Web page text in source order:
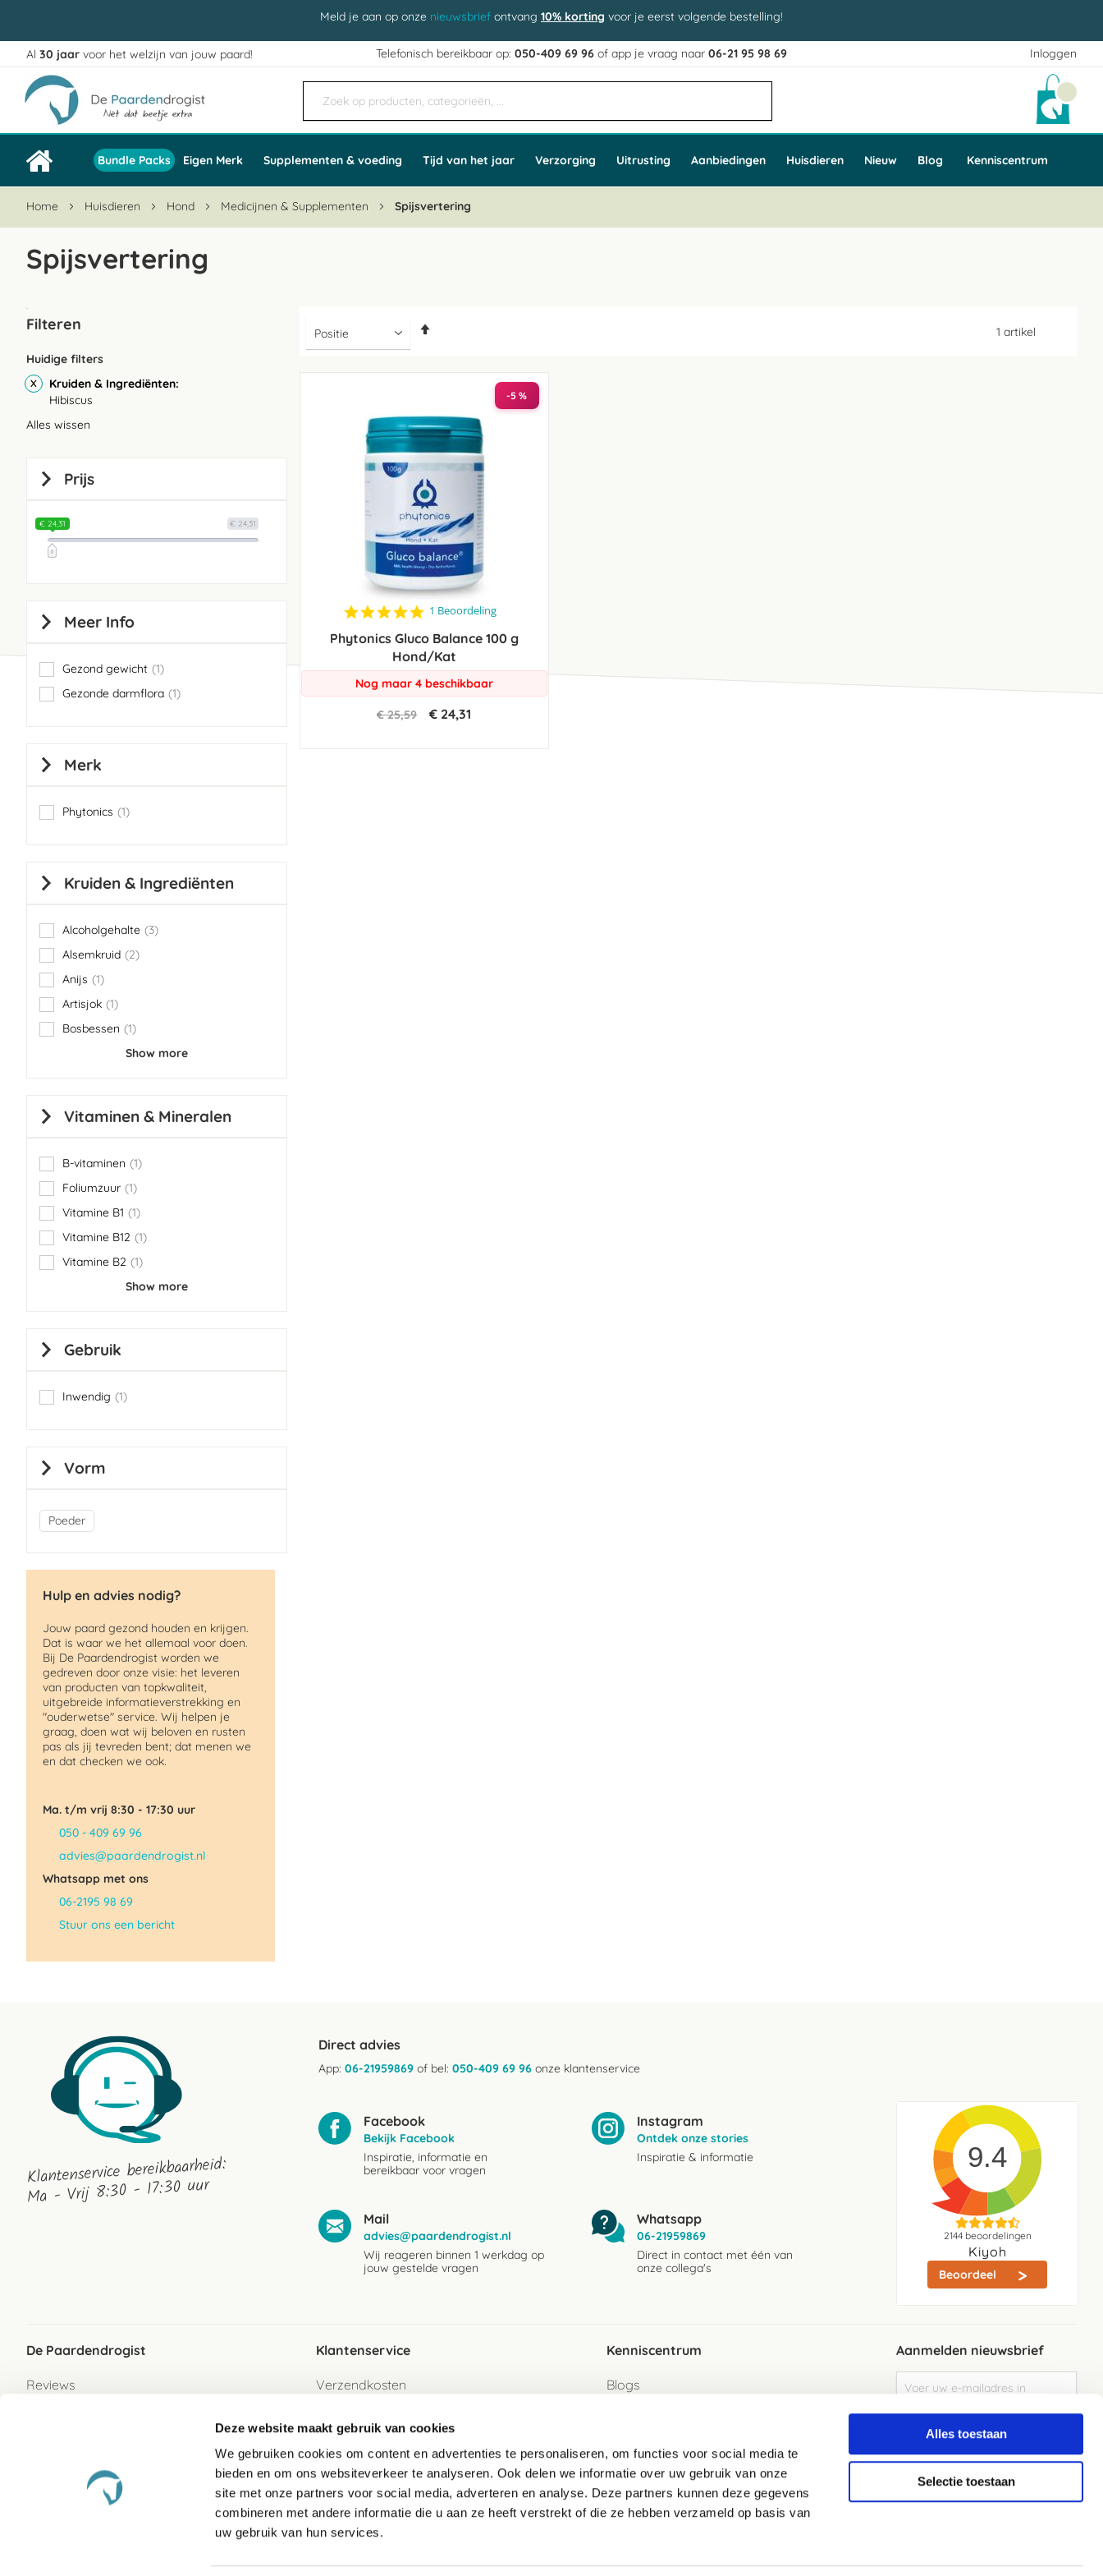
Deze website maakt gebruik van cookies
We gebruiken cookies om content en advertenties te personaliseren, om functies voor social media te
bieden en om ons websiteverkeer te analyseren. Ook delen we informatie over uw gebruik van onze
site met onze partners voor social media, adverteren en analyse. Deze partners kunnen deze gegevens
combineren met andere informatie die u aan ze heeft verstrekt of die ze hebben verzameld op basis van
uw gebruik van hun services.
Alles toestaan
Selectie toestaan
Meld je aan op onze nieuwsbrief ontvang 10% korting voor je eerst volgende bestelling!
Inloggen
Ga
naar
de
inhoud
Al 30 jaar voor het welzijn van jouw paard! Telefonisch bereikbaar op:050-409 69 96 of app je vraag naar06-21 95 98 69
Bundle Packs Eigen Merk Supplementen & voeding Tijd van het jaar Verzorging Uitrusting Aanbiedingen Huisdieren Nieuw Blog Kenniscentrum
Home Huisdieren Hond Medicijnen & Supplementen Spijsvertering
Spijsvertering
1 artikel
-5 %
5.0
rating
1 Beoordeling
Phytonics Gluco Balance 100 g
Hond/Kat
Nog maar 4 beschikbaar
€ 25,59 € 24,31
Filteren
Huidige filters
Kruiden & Ingrediënten
Hibiscus
Alles wissen
Prijs
€ 24,31
€ 24,31
Meer Info
Gezond gewicht 1
item
Gezonde darmflora 1
item
Merk
Phytonics 1
item
Kruiden & Ingrediënten
Alcoholgehalte 3
items
Alsemkruid
2
items
Anijs
1
item
Artisjok 1
item
Bosbessen
1
item
Show more
Vitaminen & Mineralen
B-vitaminen 1
item
Foliumzuur 1
item
Vitamine B1
1
item
Vitamine B12
1
item
Vitamine B2
1
item
Show more
Gebruik
Inwendig 1
item
Vorm
Poeder
Hulp en advies nodig?
Jouw paard gezond houden en krijgen.
Dat is waar we het allemaal voor doen.
Bij De Paardendrogist worden we
gedreven door onze visie: het leveren
van producten van topkwaliteit,
uitgebreide informatieverstrekking en
"ouderwetse" service. Wij helpen je
graag, doen wat wij beloven en rusten
pas als jij tevreden bent; dat menen we
en dat checken we ook.
Ma. t/m vrij 8:30 - 17:30 uur
050 - 409 69 96
advies@paardendrogist.nl
Whatsapp met ons
06-2195 98 69
Stuur ons een bericht
Klantenservice bereikbaarheid:
Ma - Vrij 8:30 - 17:30 uur
Direct advies
App: 06-21959869 of bel: 050-409 69 96 onze klantenservice
Facebook
Bekijk Facebook
Inspiratie, informatie en
bereikbaar voor vragen
Instagram
Ontdek onze stories
Inspiratie & informatie
Mail
advies@paardendrogist.nl
Wij reageren binnen 1 werkdag op
jouw gestelde vragen
Whatsapp
06-21959869
Direct in contact met één van
onze collega's
9.4
2144beoordelingen
Kiyoh
Beoordeel
De Paardendrogist
Reviews
Klantenservice
Verzendkosten
Betaalwijzen
Retour
Retour sturen als gast
Garantie
Veelgestelde vragen
Kenniscentrum
Blogs
Aanmelden nieuwsbrief
u
op
Elke week de beste acties en het laaste